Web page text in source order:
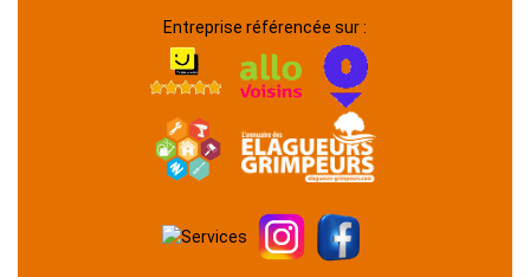
Entreprise référencée sur :